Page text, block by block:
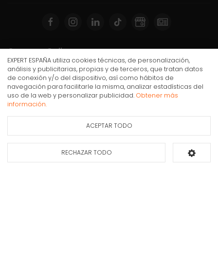
Memoria USB Philips, ‎‎FM25FD175B/00, 256 GB, USB
3.2
del producto
Añadir al carrito
Compra Online
Mi cuenta y pedidos
Condiciones generales de compra
Gastos de envío
Puesta en marcha y retirada
Formas de pago
Apúntate a nuestra newsletter
EXPERT ESPAÑA utiliza cookies técnicas, de personalización,
análisis y publicitarias, propias y de terceros, que tratan datos
de conexión y/o del dispositivo, así como hábitos de
navegación para facilitarle la misma, analizar estadísticas del
uso de la web y personalizar publicidad. Obtener más
información.
ACEPTAR TODO
RECHAZAR TODO